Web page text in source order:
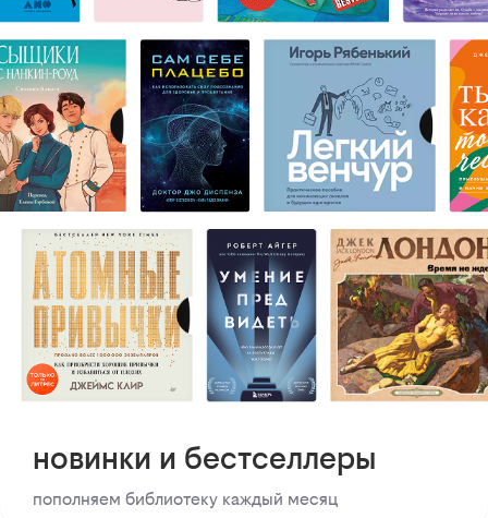
новинки и бестселлеры
пополняем библиотеку каждый месяц